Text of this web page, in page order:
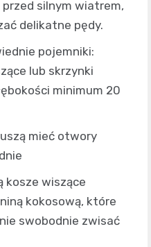
przed silnym wiatrem,
delikatne pędy.
pojemniki:
lub skrzynki
minimum 20
mieć otwory
kosze wiszące
kokosową, które
swobodnie zwisać